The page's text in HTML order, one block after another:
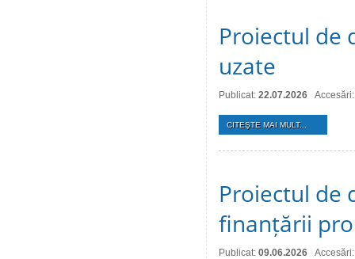
Proiectul de
uzate
Publicat: 22.07.2026
CITEŞTE MAI MULT...
Proiectul de
finanțării
Publicat: 09.06.2026